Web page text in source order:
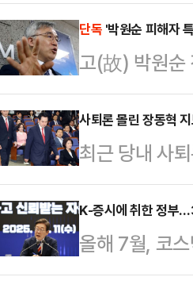
상 언급되지
서 열린 의원
가 발생…
이 동맹국들
습은 동맹국
간) 소식통을
업들이 이미
으로 한국·일
업명과 약정
단독 '박원순 피해자
고(故) 박원순
개하고, 후배
게 검찰이 징
린 정 변호사
수, 정보통신
같이 선고해
정이다.이날
영길 더불어
사퇴론 몰린 장동혁
최근 당내 사
란을 계기로
언을 한 서울
강화를 위한
력 행사 논란
K-증시에 취한 정부
올해 7월, 코
3000 시대’를